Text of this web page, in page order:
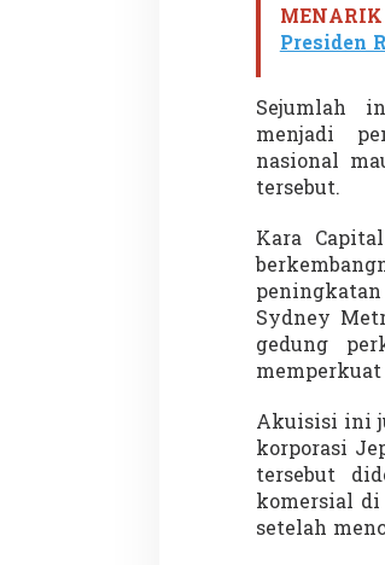
Presiden
Sejumlah
menjadi
nasional
tersebut.
Kara
Sydney
gedung
Akuisisi ini
korporasi
tersebut
komersial
setelah
Demonstrasi Gen-Z Guncang
Nepal, PM Mundur Mendadak
Setelah Gedung Parlemen Dibakar
12 September 2025